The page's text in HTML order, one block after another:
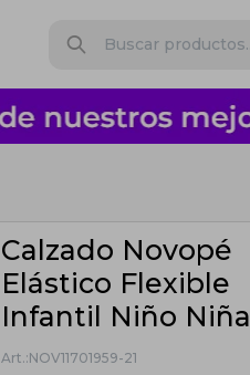
Calzado Novopé
Elástico Flexible
Infantil Niño Niña
NOV11701959-21